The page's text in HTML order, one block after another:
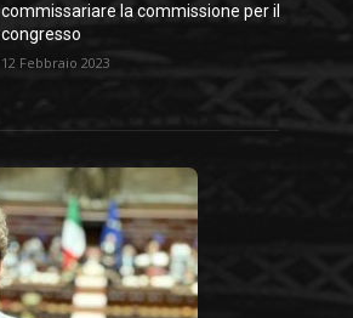
commissariare la commissione per il
congresso
12 Febbraio 2023